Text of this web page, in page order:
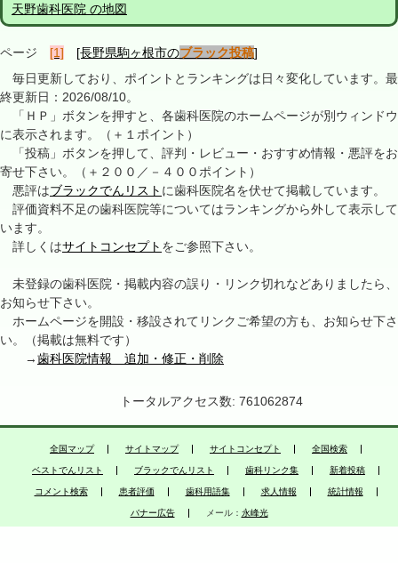
天野歯科医院 の地図
ページ [1] [長野県駒ヶ根市のブラック投稿]
毎日更新しており、ポイントとランキングは日々変化しています。最
終更新日：2026/08/10。
「ＨＰ」ボタンを押すと、各歯科医院のホームページが別ウィンドウ
に表示されます。（＋１ポイント）
「投稿」ボタンを押して、評判・レビュー・おすすめ情報・悪評をお
寄せ下さい。（＋２００／－４００ポイント）
悪評はブラックでんリスト に歯科医院名を伏せて掲載しています。
評価資料不足の歯科医院等についてはランキングから外して表示して
います。
詳しくはサイトコンセプト をご参照下さい。
未登録の歯科医院・掲載内容の誤り・リンク切れなどありましたら、
お知らせ下さい。
ホームページを開設・移設されてリンクご希望の方も、お知らせ下さ
い。（掲載は無料です）
→歯科医院情報 追加・修正・削除
トータルアクセス数: 761062874
全国マップ サイトマップ サイトコンセプト 全国検索
ベストでんリスト ブラックでんリスト 歯科リンク集 新着投稿
コメント検索 患者評価 歯科用語集 求人情報 統計情報
バナー広告 メール： 永峰光